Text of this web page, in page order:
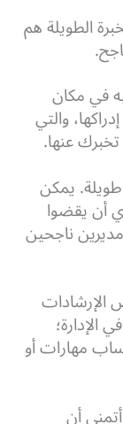
الطويلة هم
في مكان
والتي
عنها.
يمكن
أن يقضوا
ناجحين
الإرشادات
مهارات أو
أن